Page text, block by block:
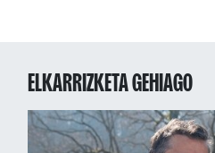
ELKARRIZKETA GEHIAGO